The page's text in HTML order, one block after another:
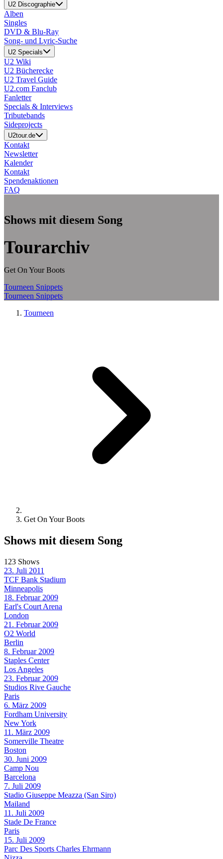
U2 Discographie
Alben
Singles
DVD & Blu-Ray
Song- und Lyric-Suche
U2 Specials
U2 Wiki
U2 Bücherecke
U2 Travel Guide
U2.com Fanclub
Fanletter
Specials & Interviews
Tributebands
Sideprojects
U2tour.de
Kontakt
Newsletter
Kalender
Kontakt
Spendenaktionen
FAQ
Shows mit diesem Song
Tourarchiv
Get On Your Boots
Tourneen Snippets
Tourneen Snippets
Tourneen
Get On Your Boots
Shows mit diesem Song
123 Shows
23. Juli 2011
TCF Bank Stadium
Minneapolis
18. Februar 2009
Earl's Court Arena
London
21. Februar 2009
O2 World
Berlin
8. Februar 2009
Staples Center
Los Angeles
23. Februar 2009
Studios Rive Gauche
Paris
6. März 2009
Fordham University
New York
11. März 2009
Somerville Theatre
Boston
30. Juni 2009
Camp Nou
Barcelona
7. Juli 2009
Stadio Giuseppe Meazza (San Siro)
Mailand
11. Juli 2009
Stade De France
Paris
15. Juli 2009
Parc Des Sports Charles Ehrmann